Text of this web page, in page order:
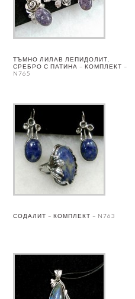
ТЪМНО ЛИЛАВ ЛЕПИДОЛИТ,
СРЕБРО С ПАТИНА – КОМПЛЕКТ –
N765
СОДАЛИТ – КОМПЛЕКТ – N763